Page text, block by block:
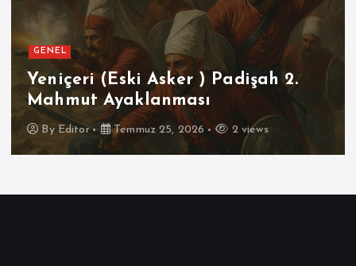
GENEL
Yeniçeri (Eski Asker ) Padişah 2.
Mahmut Ayaklanması
By Editor Temmuz 25, 2026 2 views